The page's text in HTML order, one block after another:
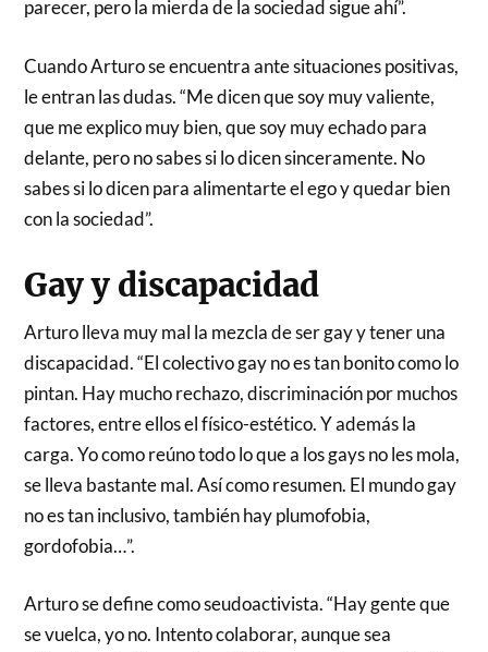
parecer, pero la mierda de la sociedad sigue ahí”.
Cuando Arturo se encuentra ante situaciones positivas,
le entran las dudas. “Me dicen que soy muy valiente,
que me explico muy bien, que soy muy echado para
delante, pero no sabes si lo dicen sinceramente. No
sabes si lo dicen para alimentarte el ego y quedar bien
con la sociedad”.
Gay y discapacidad
Arturo lleva muy mal la mezcla de ser gay y tener una
discapacidad. “El colectivo gay no es tan bonito como lo
pintan. Hay mucho rechazo, discriminación por muchos
factores, entre ellos el físico-estético. Y además la
carga. Yo como reúno todo lo que a los gays no les mola,
se lleva bastante mal. Así como resumen. El mundo gay
no es tan inclusivo, también hay plumofobia,
gordofobia…”.
Arturo se define como seudoactivista. “Hay gente que
se vuelca, yo no. Intento colaborar, aunque sea